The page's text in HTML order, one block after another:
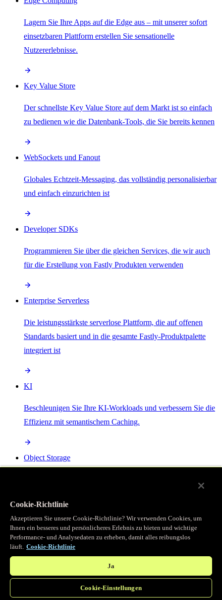
Lagern Sie Ihre Apps auf die Edge aus – mit unserer sofort
einsetzbaren Plattform erstellen Sie sensationelle
Nutzererlebnisse.
Key Value Store
Der schnellste Key Value Store auf dem Markt ist so einfach
zu bedienen wie die Datenbank-Tools, die Sie bereits kennen
WebSockets und Fanout
Globales Echtzeit-Messaging, das vollständig personalisierbar
und einfach einzurichten ist
Developer SDKs
Programmieren Sie über die gleichen Services, die wir auch
für die Erstellung von Fastly Produkten verwenden
Enterprise Serverless
Die leistungsstärkste serverlose Plattform, die auf offenen
Standards basiert und in die gesamte Fastly-Produktpalette
integriert ist
KI
Beschleunigen Sie Ihre KI-Workloads und verbessern Sie die
Effizienz mit semantischem Caching.
Object Storage
Programmierbarer Cache
Erhalten Sie vollständigen programmatischen Zugriff auf das
legendäre Caching, das unser CDN antreibt.
Cookie-Richtlinie
Akzeptieren Sie unsere Cookie-Richtlinie? Wir verwenden Cookies, um
Ihnen ein besseres und persönlicheres Erlebnis zu bieten und wichtige
Performance- und Analysedaten zu erheben, damit alles reibungslos
läuft. Cookie-Richtlinie
Ja
Cookie-Einstellungen